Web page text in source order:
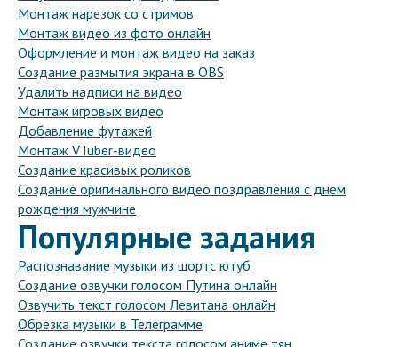
Монтаж нарезок со стримов
Монтаж видео из фото онлайн
Оформление и монтаж видео на заказ
Создание размытия экрана в OBS
Удалить надписи на видео
Монтаж игровых видео
Добавление футажей
Монтаж VTuber-видео
Создание красивых роликов
Создание оригинального видео поздравления с днём
рождения мужчине
Популярные задания
Распознавание музыки из шортс ютуб
Создание озвучки голосом Путина онлайн
Озвучить текст голосом Левитана онлайн
Обрезка музыки в Телеграмме